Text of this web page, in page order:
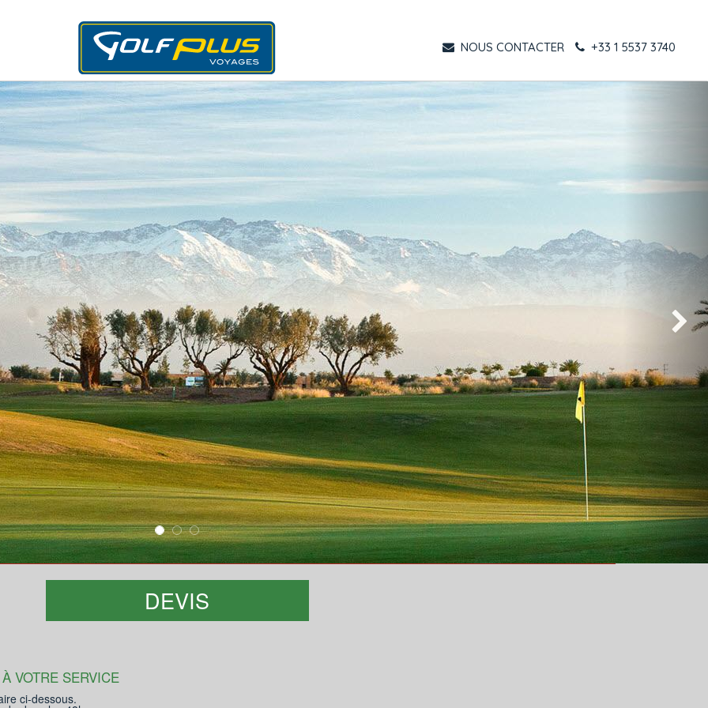
NOUS CONTACTER +33 1 5537 3740
Suivant
DEVIS
VOTRE SERVICE
ci-dessous.